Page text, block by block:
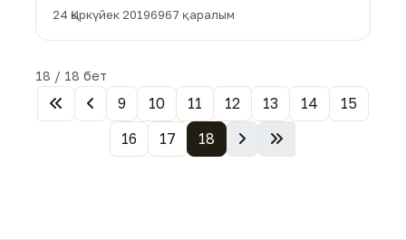
24 Қыркүйек 20196967 қаралым
18 / 18 бет
9 10 11 12 13 14
15
16
17 18